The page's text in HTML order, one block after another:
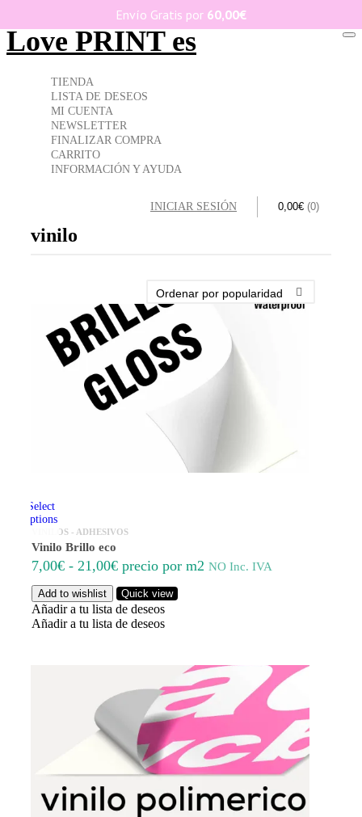
Love PRINT es
TIENDA
LISTA DE DESEOS
MI CUENTA
NEWSLETTER
FINALIZAR COMPRA
CARRITO
INFORMACIÓN Y AYUDA
0,00€ (0)
INICIAR SESIÓN
vinilo
Select
options
VINILOS - ADHESIVOS
Vinilo Brillo eco
7,00€ - 21,00€Rango
precios:
desde
7,00€
precio por m2 NO Inc. IVA
Add to wishlist Quick view
Añadir a tu lista de deseos
Añadir a tu lista de deseos
Envío Gratis por 60,00€